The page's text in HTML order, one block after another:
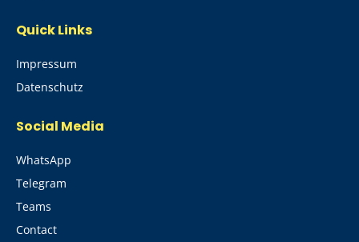
Quick Links
Impressum
Datenschutz
Social Media
WhatsApp
Telegram
Teams
Contact